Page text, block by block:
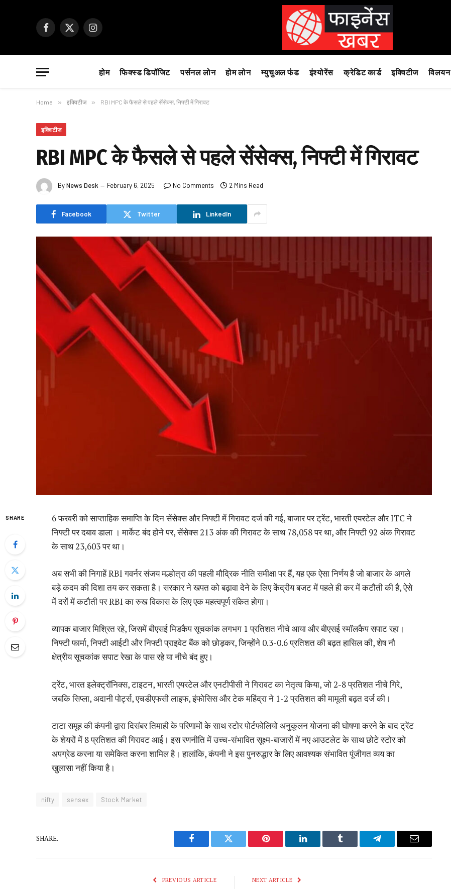
Facebook
X
Instagram
होम फिक्स्ड डिपॉजिट पर्सनल लोन होम लोन म्युचुअल फंड इंश्योरेंस क्रेडिट कार्ड इक्विटीज
Home » इक्विटीज » RBI MPC के फैसले से पहले सेंसेक्स, निफ्टी में गिरावट
इक्विटीज
RBI MPC के फैसले से पहले सेंसेक्स, निफ्टी में गिरावट
ByNews Desk February 6, 2025 No Comments 2 Mins Read
Facebook Twitter LinkedIn
SHARE
6 फरवरी को साप्ताहिक समाप्ति के दिन सेंसेक्स और निफ्टी में गिरावट दर्ज की गई, बाजार पर ट्रेंट, भारती एयरटेल और ITC ने
निफ्टी पर दबाव डाला । मार्केट बंद होने पर, सेंसेक्स 213 अंक की गिरावट के साथ 78,058 पर था, और निफ्टी 92 अंक गिरावट
के साथ 23,603 पर था।
अब सभी की निगाहें RBI गवर्नर संजय मल्होत्रा ​​की पहली मौद्रिक नीति समीक्षा पर हैं, यह एक ऐसा निर्णय है जो बाजार के अगले
बड़े कदम की दिशा तय कर सकता है। सरकार ने खपत को बढ़ावा देने के लिए केंद्रीय बजट में पहले ही कर में कटौती की है, ऐसे
में दरों में कटौती पर RBI का रुख विकास के लिए एक महत्वपूर्ण संकेत होगा।
व्यापक बाजार मिश्रित रहे, जिसमें बीएसई मिडकैप सूचकांक लगभग 1 प्रतिशत नीचे आया और बीएसई स्मॉलकैप सपाट रहा।
निफ्टी फार्मा, निफ्टी आईटी और निफ्टी प्राइवेट बैंक को छोड़कर, जिन्होंने 0.3-0.6 प्रतिशत की बढ़त हासिल की, शेष नौ
क्षेत्रीय सूचकांक सपाट रेखा के पास रहे या नीचे बंद हुए।
ट्रेंट, भारत इलेक्ट्रॉनिक्स, टाइटन, भारती एयरटेल और एनटीपीसी ने गिरावट का नेतृत्व किया, जो 2-8 प्रतिशत नीचे गिरे,
जबकि सिप्ला, अदानी पोर्ट्स, एचडीएफसी लाइफ, इंफोसिस और टेक महिंद्रा ने 1-2 प्रतिशत की मामूली बढ़त दर्ज की।
टाटा समूह की कंपनी द्वारा दिसंबर तिमाही के परिणामों के साथ स्टोर पोर्टफोलियो अनुकूलन योजना की घोषणा करने के बाद ट्रेंट
के शेयरों में 8 प्रतिशत की गिरावट आई। इस रणनीति में उच्च-संभावित सूक्ष्म-बाजारों में नए आउटलेट के साथ छोटे स्टोर को
अपग्रेड करना या समेकित करना शामिल है। हालांकि, कंपनी ने इस पुनरुद्धार के लिए आवश्यक संभावित पूंजीगत व्यय का
खुलासा नहीं किया है।
nifty sensex Stock Market
SHARE.
Facebook Twitter Pinterest LinkedIn Tumblr Telegram Email
PREVIOUS ARTICLE NEXT ARTICLE